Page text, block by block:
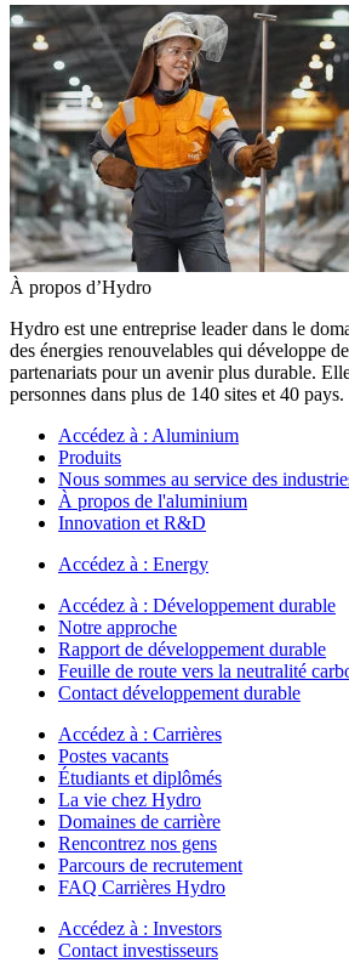
À propos d’Hydro
Hydro est une entreprise leader dans le
des énergies renouvelables qui développe
partenariats pour un avenir plus durable.
personnes dans plus de 140 sites et 40 pays.
Accédez à : Aluminium
Produits
Nous sommes au service des
À propos de l'aluminium
Innovation et R&D
Accédez à : Energy
Accédez à : Développement durable
Notre approche
Rapport de développement durable
Feuille de route vers la neutralité
Contact développement durable
Accédez à : Carrières
Postes vacants
Étudiants et diplômés
La vie chez Hydro
Domaines de carrière
Rencontrez nos gens
Parcours de recrutement
FAQ Carrières Hydro
Accédez à : Investors
Contact investisseurs